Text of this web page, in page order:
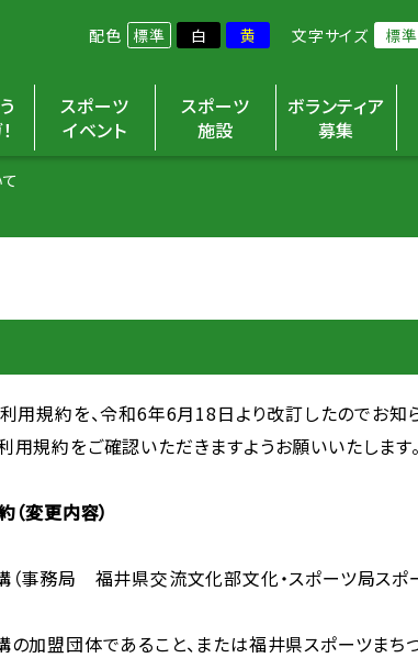
配色 標準 白 黄 文字サイズ 標準
スポーツ
イベント
スポーツ
施設
ボランティア
募集
用規約を、令和6年6月18日より改訂したのでお知
規約をご確認いただきますようお願いいたします。
（変更内容）
事務局 福井県交流文化部文化・スポーツ局スポ
加盟団体であること、または福井県スポーツまち